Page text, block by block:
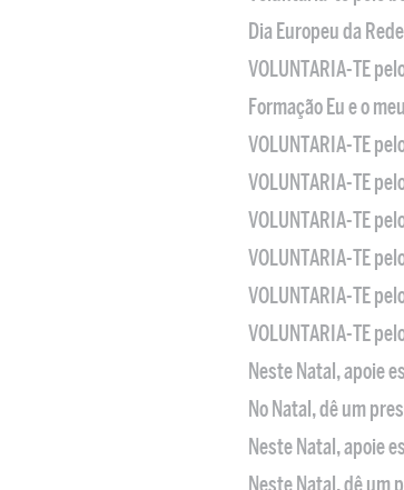
Dia Europeu da
VOLUNTARIA-TE
Formação Eu e o
VOLUNTARIA-TE
VOLUNTARIA-TE
VOLUNTARIA-TE
VOLUNTARIA-TE
VOLUNTARIA-TE
VOLUNTARIA-TE
Neste Natal, apoie
No Natal, dê um
Neste Natal, apoie